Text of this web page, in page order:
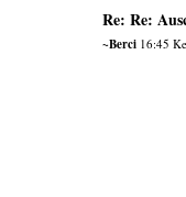
Re: Re:
~Berci16:45